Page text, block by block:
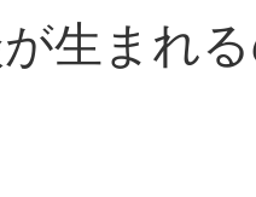
生まれ